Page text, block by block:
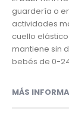
guardería o
actividades
cuello
mantiene sin
bebés de 0-
MÁS